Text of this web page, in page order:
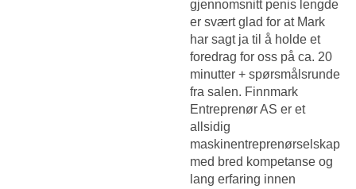
gjennomsnitt penis lengde
er svært glad for at Mark
har sagt ja til å holde et
foredrag for oss på ca. 20
minutter + spørsmålsrunde
fra salen. Finnmark
Entreprenør AS er et
allsidig
maskinentreprenørselskap
med bred kompetanse og
lang erfaring innen